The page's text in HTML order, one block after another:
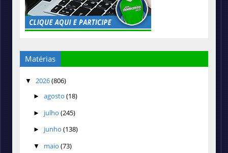
Matérias
▼ 2026(806)
► agosto (18)
► julho (245)
► junho (138)
▼ maio (73)